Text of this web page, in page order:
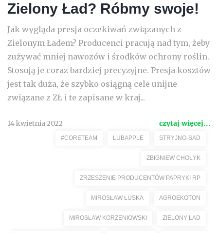
Zielony Ład? Róbmy swoje!
Jak wygląda presja oczekiwań związanych z
Zielonym Ładem? Producenci pracują nad tym, żeby
zużywać mniej nawozów i środków ochrony roślin.
Stosują je coraz bardziej precyzyjne. Presja kosztów
jest tak duża, że szybko osiągną cele unijne
związane z ZŁ i te zapisane w kraj...
14 kwietnia 2022 czytaj więcej...
#CORETEAM LUBAPPLE STRYJNO-SAD
ZBIGNIEW CHOŁYK
ZRZESZENIE PRODUCENTÓW PAPRYKI RP
MIROSŁAW ŁUSKA AGROEKOTON
MIROSŁAW KORZENIOWSKI ZIELONY ŁAD